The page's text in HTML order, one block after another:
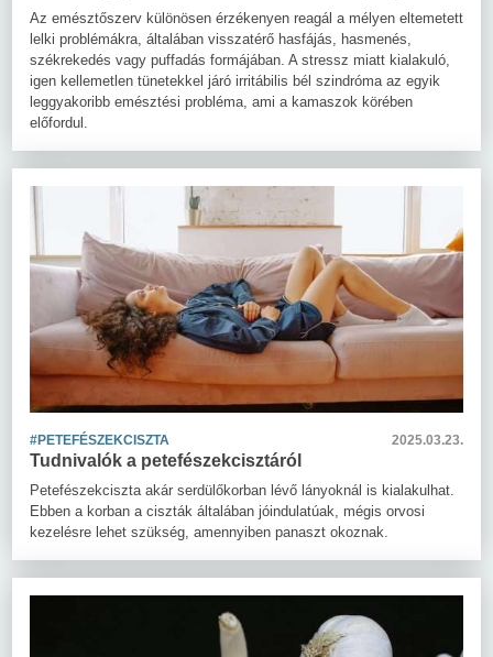
Az emésztőszerv különösen érzékenyen reagál a mélyen eltemetett
lelki problémákra, általában visszatérő hasfájás, hasmenés,
székrekedés vagy puffadás formájában. A stressz miatt kialakuló,
igen kellemetlen tünetekkel járó irritábilis bél szindróma az egyik
leggyakoribb emésztési probléma, ami a kamaszok körében
előfordul.
#PETEFÉSZEKCISZTA 2025.03.23.
Tudnivalók a petefészekcisztáról
Petefészekciszta akár serdülőkorban lévő lányoknál is kialakulhat.
Ebben a korban a ciszták általában jóindulatúak, mégis orvosi
kezelésre lehet szükség, amennyiben panaszt okoznak.